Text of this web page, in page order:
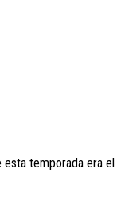
temporada era